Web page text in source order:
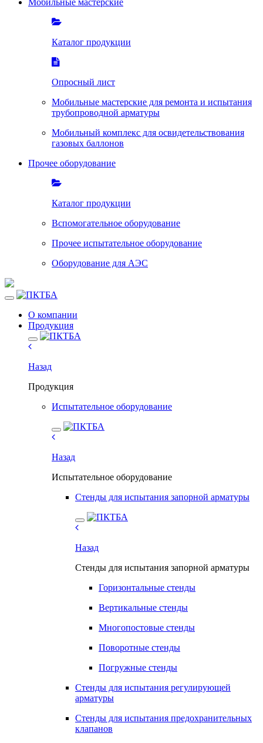
Мобильные мастерские
Каталог продукции
Опросный лист
Мобильные мастерские для ремонта и испытания
трубопроводной арматуры
Мобильный комплекс для освидетельствования
газовых баллонов
Прочее оборудование
Каталог продукции
Вспомогательное оборудование
Прочее испытательное оборудование
Оборудование для АЭС
О компании
Продукция
Назад
Продукция
Испытательное оборудование
Назад
Испытательное оборудование
Стенды для испытания запорной арматуры
Назад
Стенды для испытания запорной арматуры
Горизонтальные стенды
Вертикальные стенды
Многопостовые стенды
Поворотные стенды
Погружные стенды
Стенды для испытания регулирующей
арматуры
Стенды для испытания предохранительных
клапанов